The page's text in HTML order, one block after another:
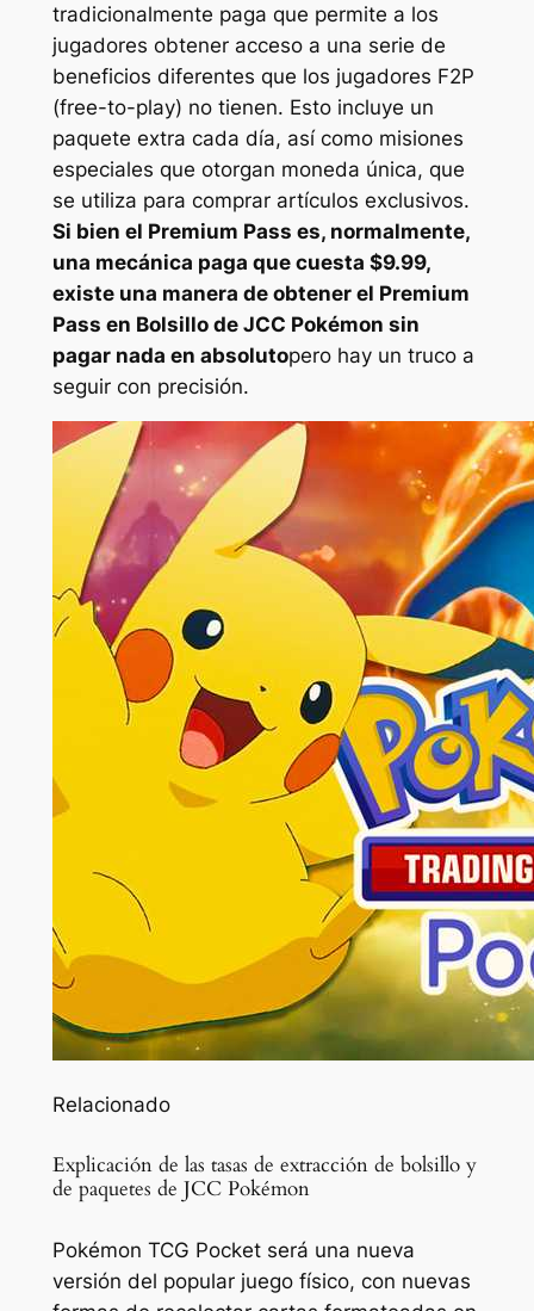
tradicionalmente paga que permite a los
jugadores obtener acceso a una serie de
beneficios diferentes que los jugadores F2P
(free-to-play) no tienen. Esto incluye un
paquete extra cada día, así como misiones
especiales que otorgan moneda única, que
se utiliza para comprar artículos exclusivos.
Si bien el Premium Pass es, normalmente,
una mecánica paga que cuesta $9.99,
existe una manera de obtener el Premium
Pass en Bolsillo de JCC Pokémon sin
pagar nada en absolutopero hay un truco a
seguir con precisión.
Relacionado
Explicación de las tasas de extracción de bolsillo y
de paquetes de JCC Pokémon
Pokémon TCG Pocket será una nueva
versión del popular juego físico, con nuevas